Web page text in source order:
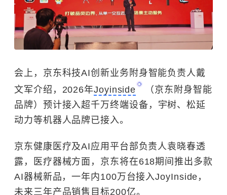
会上， 京东科技AI创新业务附身智能负责人戴
文军介绍， 2026年Joyinside （京东 附身智能
品牌）预计接入超千万终端设备，宇树、松延
动力等机器人品牌已接入。
京东健康医疗及AI应用平台部负责人袁晓春透
露，医疗器械方面，京东将在618期间推出多款
AI器械新品，一年内100万台接入JoyInside，
未来三年产品销售目标200亿。